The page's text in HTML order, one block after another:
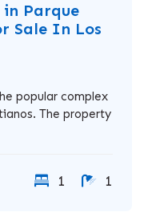
Parque
Sale In Los
popular complex
The property
1 1